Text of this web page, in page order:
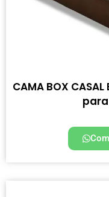
CAMA BOX